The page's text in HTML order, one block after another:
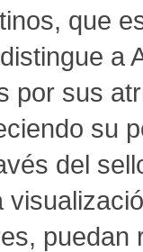
que
a
por sus
su
del
puedan